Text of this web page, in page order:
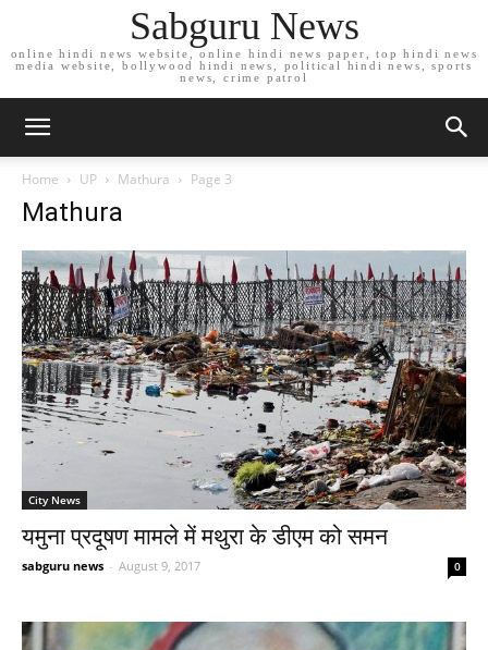
Sabguru News
online hindi news website, online hindi news paper, top hindi news
media website, bollywood hindi news, political hindi news, sports
news, crime patrol
Home UP Mathura Page 3
Mathura
City News
यमुना प्रदूषण मामले में मथुरा के डीएम को समन
sabguru news - August 9, 2017 0